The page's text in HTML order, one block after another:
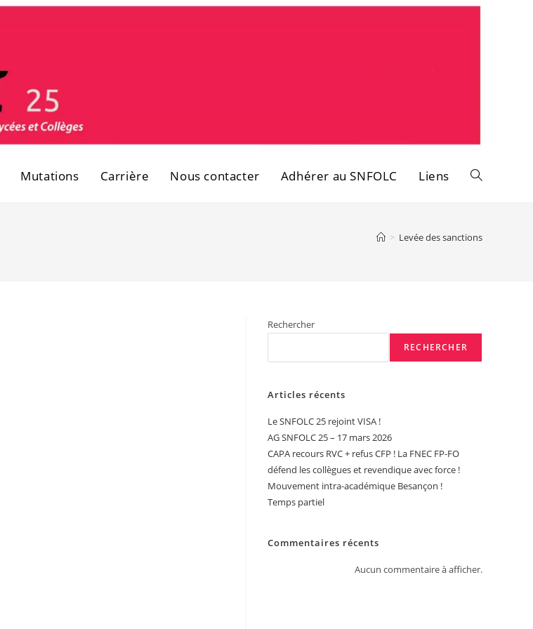
Mutations Carrière Nous contacter Adhérer au SNFOLC Liens Toggle
> Levée des sanctions
Rechercher
RECHERCHER
Articles récents
Le SNFOLC 25 rejoint VISA !
AG SNFOLC 25 – 17 mars 2026
CAPA recours RVC + refus CFP ! La FNEC FP-FO
défend les collègues et revendique avec force !
Mouvement intra-académique Besançon !
Temps partiel
Commentaires récents
Aucun commentaire à afficher.